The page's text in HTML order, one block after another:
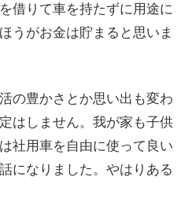
借りて車を持たずに用途に
うがお金は貯まると思いま
の豊かさとか思い出も変わ
はしません。我が家も子供
社用車を自由に使って良い
になりました。やはりある